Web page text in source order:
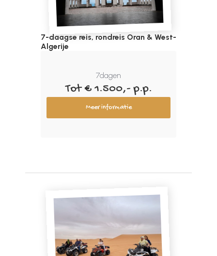
7-daagse reis, rondreis Oran & West-
Algerije
7dagen
Tot € 1.500,- p.p.
Meer informatie